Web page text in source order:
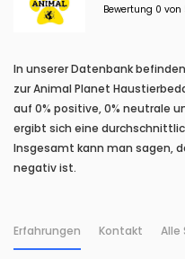
Bewertung 0 von
In unserer Datenbank
zur Animal Planet
auf 0% positive, 0% neutrale
ergibt sich eine
Insgesamt kann man sagen,
negativ ist.
Erfahrungen Kontakt Alle